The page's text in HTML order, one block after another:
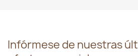
Infórmese de nuestras